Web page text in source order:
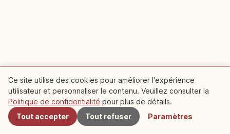
Sponsorisé
Planifiez votre voyage à Rivière Kamakura,
Kanagawa
À proximité
Ce site utilise des cookies pour améliorer l'expérience
utilisateur et personnaliser le contenu. Veuillez consulter la
Politique de confidentialité pour plus de détails.
Tout accepter
Tout refuser Paramètres